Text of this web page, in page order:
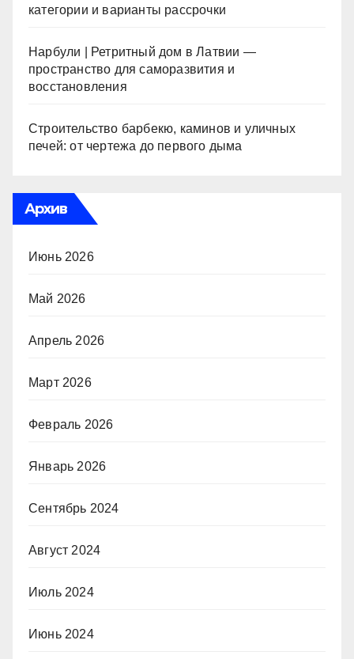
категории и варианты рассрочки
Нарбули | Ретритный дом в Латвии —
пространство для саморазвития и
восстановления
Строительство барбекю, каминов и уличных
печей: от чертежа до первого дыма
Архив
Июнь 2026
Май 2026
Апрель 2026
Март 2026
Февраль 2026
Январь 2026
Сентябрь 2024
Август 2024
Июль 2024
Июнь 2024